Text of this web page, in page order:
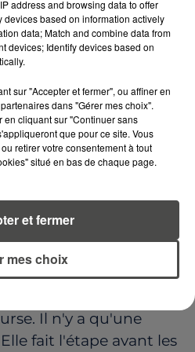
des routes
la route étant fermée à
et réservée à la
La vitesse est
va vite. Très vite. A
la diffusion télé de
qu'on est déjà de
pris le départ de
que nous, celle des
le long du parcours
avec les
Il n'y a qu'une
fait l'étape avant les
address and browsing data to offer
based on information actively
data; Match and combine data from
devices; Identify devices based on
sur "Accepter et fermer", ou affiner en
dans "Gérer mes choix".
en cliquant sur "Continuer sans
que pour ce site. Vous
retirer votre consentement à tout
situé en bas de chaque page.
mes choix
et fermer